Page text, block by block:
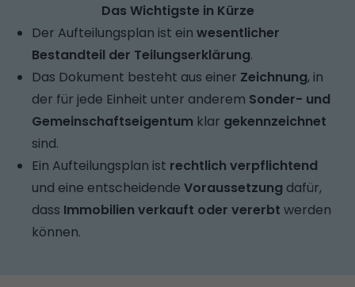
Das Wichtigste in Kürze
Der Aufteilungsplan ist ein wesentlicher
Bestandteil der Teilungserklärung.
Das Dokument besteht aus einer Zeichnung, in
der für jede Einheit unter anderem Sonder- und
Gemeinschaftseigentum klar gekennzeichnet
sind.
Ein Aufteilungsplan ist rechtlich verpflichtend
und eine entscheidende Voraussetzung dafür,
dass Immobilien verkauft oder vererbt werden
können.